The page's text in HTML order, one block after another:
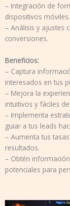
– Integración de
dispositivos móviles.
– Análisis y ajustes
conversiones.
Beneficios:
– Captura
interesados en tus
– Mejora la
intuitivos y fáciles
– Implementa
guiar a tus leads
– Aumenta tus
resultados.
– Obtén
potenciales para